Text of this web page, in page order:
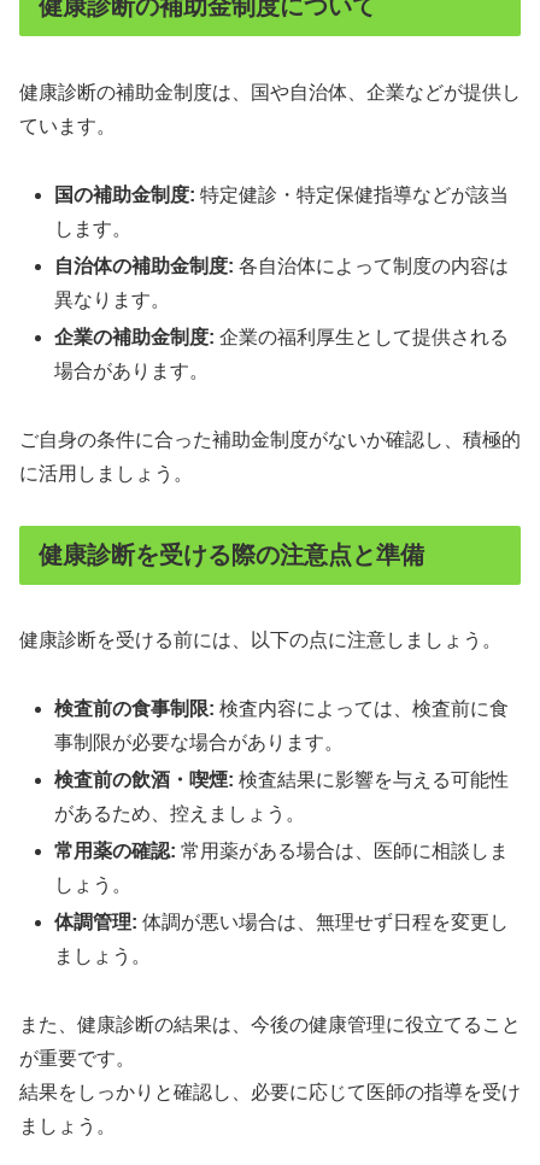
健康診断の補助金制度について
健康診断の補助金制度は、国や自治体、企業などが提供し
ています。
国の補助金制度: 特定健診・特定保健指導などが該当
します。
自治体の補助金制度: 各自治体によって制度の内容は
異なります。
企業の補助金制度: 企業の福利厚生として提供される
場合があります。
ご自身の条件に合った補助金制度がないか確認し、積極的
に活用しましょう。
健康診断を受ける際の注意点と準備
健康診断を受ける前には、以下の点に注意しましょう。
検査前の食事制限: 検査内容によっては、検査前に食
事制限が必要な場合があります。
検査前の飲酒・喫煙: 検査結果に影響を与える可能性
があるため、控えましょう。
常用薬の確認: 常用薬がある場合は、医師に相談しま
しょう。
体調管理: 体調が悪い場合は、無理せず日程を変更し
ましょう。
また、健康診断の結果は、今後の健康管理に役立てること
が重要です。
結果をしっかりと確認し、必要に応じて医師の指導を受け
ましょう。